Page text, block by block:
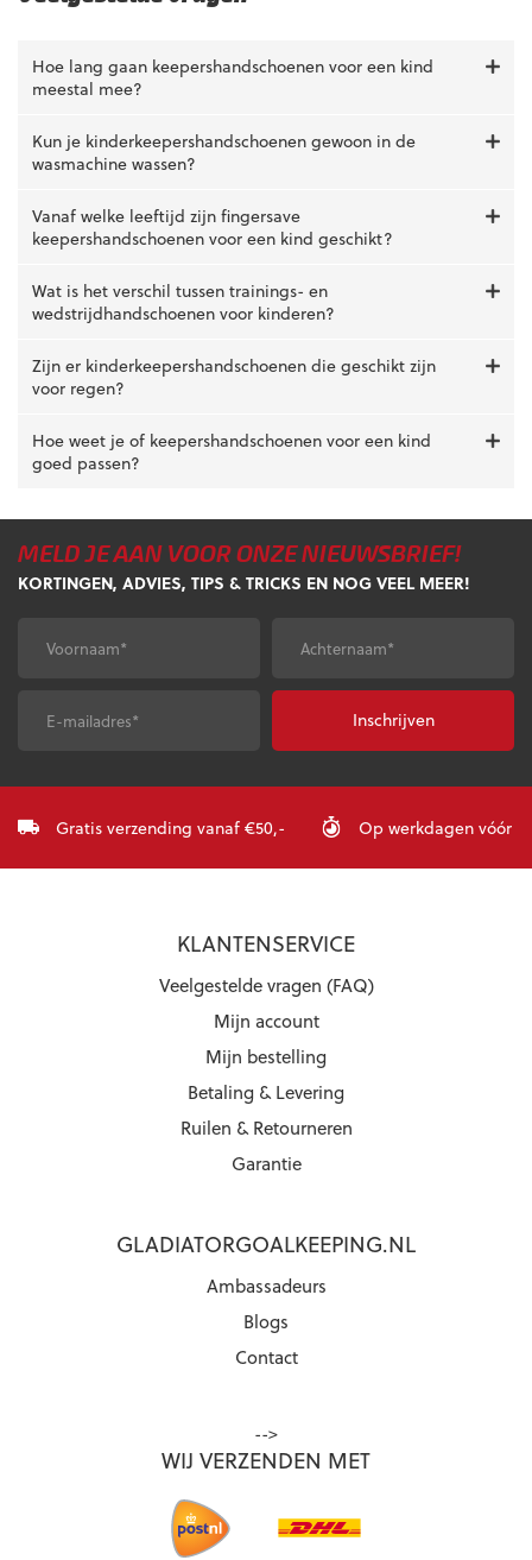
Hoe lang gaan keepershandschoenen voor een kind
meestal mee?
Kun je kinderkeepershandschoenen gewoon in de
wasmachine wassen?
Vanaf welke leeftijd zijn fingersave
keepershandschoenen voor een kind geschikt?
Wat is het verschil tussen trainings- en
wedstrijdhandschoenen voor kinderen?
Zijn er kinderkeepershandschoenen die geschikt zijn
voor regen?
Hoe weet je of keepershandschoenen voor een kind
goed passen?
MELD JE AAN VOOR ONZE NIEUWSBRIEF!
KORTINGEN, ADVIES, TIPS & TRICKS EN NOG VEEL MEER!
Voornaam* Achternaam*
Gratis verzending vanaf €50,- Op werkdagen vóór
KLANTENSERVICE
Veelgestelde vragen (FAQ)
Mijn account
Mijn bestelling
Betaling & Levering
Ruilen & Retourneren
Garantie
GLADIATORGOALKEEPING.NL
Ambassadeurs
Blogs
Contact
-->
WIJ VERZENDEN MET